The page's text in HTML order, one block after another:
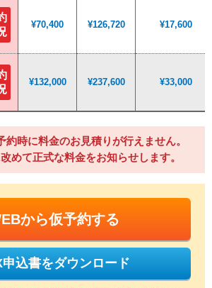
¥70,400 ¥126,720 ¥17,600
¥132,000 ¥237,600 ¥33,000
¥70,400 ¥126,720 ¥17,600
¥132,000 ¥237,600 ¥33,000
約時に料金のお見積りが行えません。
めて正式な料金をお知らせします。
から仮予約する
申込書をダウンロード